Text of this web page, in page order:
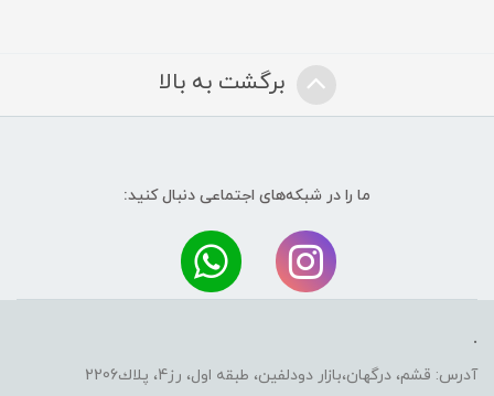
برگشت به بالا
ما را در شبکه‌های اجتماعی دنبال کنید:
.
آدرس: قشم، درگهان،بازار دودلفين، طبقه اول، رز4، پلاك2206